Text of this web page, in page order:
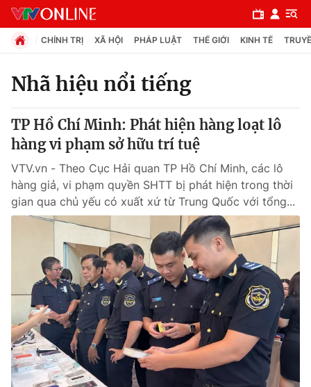
Chuyên mục
Chính trị
Xã hội
Pháp luật
Thế giới
Tin tức
Thế giới đó đây
Câu chuyện quốc tế
Kinh tế
Tài chính
Dữ liệu và đời sống
CHÍNH TRỊ XÃ HỘI PHÁP LUẬT THẾ GIỚI KINH TẾ
Nhã hiệu nổi tiếng
TP Hồ Chí Minh: Phát hiện hàng loạt lô
hàng vi phạm sở hữu trí tuệ
VTV.vn - Theo Cục Hải quan TP Hồ Chí Minh, các lô
hàng giả, vi phạm quyền SHTT bị phát hiện trong thời
gian qua chủ yếu có xuất xứ từ Trung Quốc với tổng...